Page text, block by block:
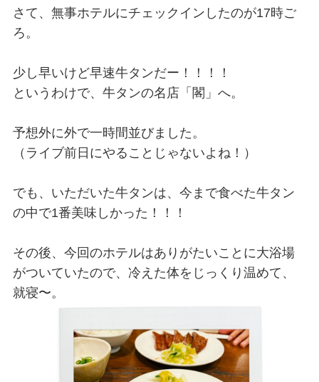
さて、無事ホテルにチェックインしたのが17時ご
ろ。
少し早いけど早速牛タンだー！！！！
というわけで、牛タンの名店「閣」へ。
予想外に外で一時間並びました。
（ライブ前日にやることじゃないよね！）
でも、いただいた牛タンは、今まで食べた牛タン
の中で1番美味しかった！！！
その後、今回のホテルはありがたいことに大浴場
がついていたので、冷えた体をじっくり温めて、
就寝〜。